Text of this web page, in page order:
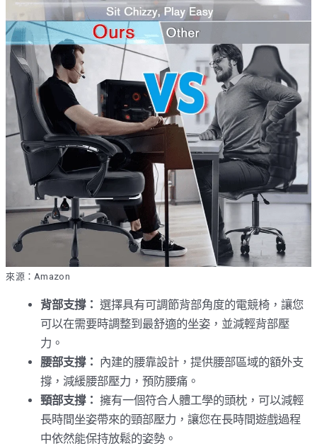
來源：Amazon
背部支撐： 選擇具有可調節背部角度的電競椅，讓您
可以在需要時調整到最舒適的坐姿，並減輕背部壓
力。
腰部支撐： 內建的腰靠設計，提供腰部區域的額外支
撐，減緩腰部壓力，預防腰痛。
頸部支撐： 擁有一個符合人體工學的頭枕，可以減輕
長時間坐姿帶來的頸部壓力，讓您在長時間遊戲過程
中依然能保持放鬆的姿勢。